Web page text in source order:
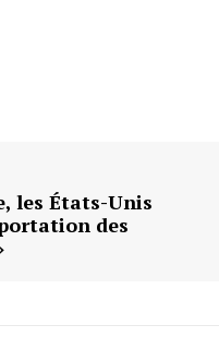
les États-Unis
des